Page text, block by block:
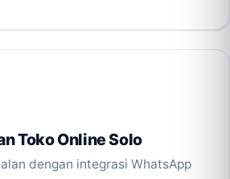
Toko Online Solo
dengan integrasi WhatsApp